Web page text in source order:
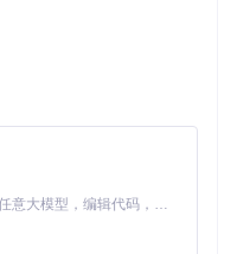
Claude Code 的开源替代方案。连接任意大模型，编辑代码，运行命令，自动验证 — 全自动执行。用 Rust 构建，极致性能。 ｜ An open-source alternative to Claude Code. Connect any LLM, edit code, run commands, and verify changes — autonomously. Built in Rust for speed. Get Started